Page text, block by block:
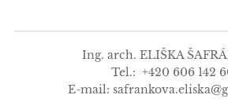
Ing. arch. ELIŠKA
Tel.: +420 606 142
E-mail: